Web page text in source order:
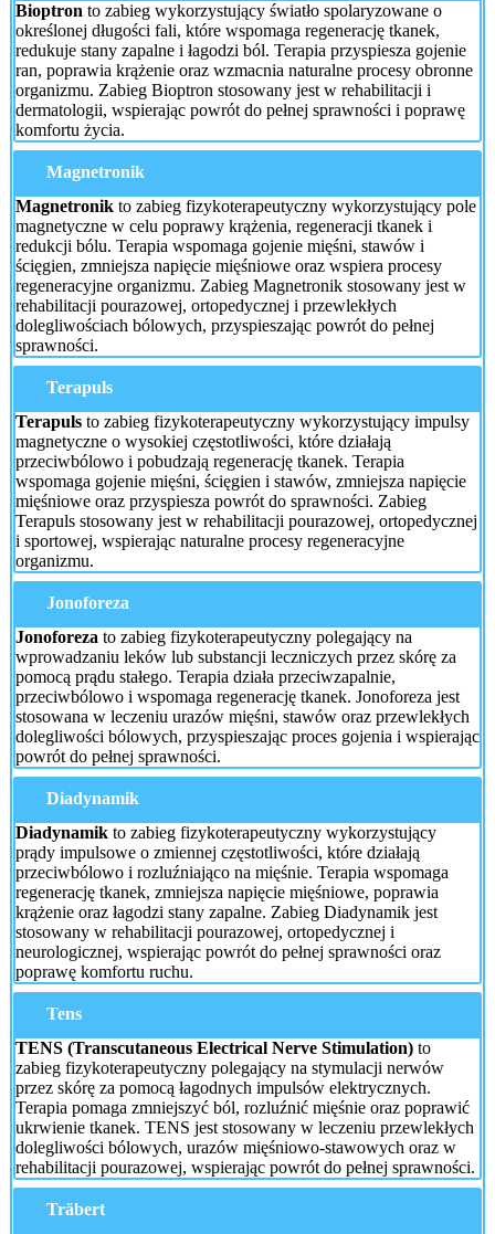
Bioptron to zabieg wykorzystujący światło spolaryzowane o
określonej długości fali, które wspomaga regenerację tkanek,
redukuje stany zapalne i łagodzi ból. Terapia przyspiesza gojenie
ran, poprawia krążenie oraz wzmacnia naturalne procesy obronne
organizmu. Zabieg Bioptron stosowany jest w rehabilitacji i
dermatologii, wspierając powrót do pełnej sprawności i poprawę
komfortu życia.
Magnetronik
Magnetronik to zabieg fizykoterapeutyczny wykorzystujący pole
magnetyczne w celu poprawy krążenia, regeneracji tkanek i
redukcji bólu. Terapia wspomaga gojenie mięśni, stawów i
ścięgien, zmniejsza napięcie mięśniowe oraz wspiera procesy
regeneracyjne organizmu. Zabieg Magnetronik stosowany jest w
rehabilitacji pourazowej, ortopedycznej i przewlekłych
dolegliwościach bólowych, przyspieszając powrót do pełnej
sprawności.
Terapuls
Terapuls to zabieg fizykoterapeutyczny wykorzystujący impulsy
magnetyczne o wysokiej częstotliwości, które działają
przeciwbólowo i pobudzają regenerację tkanek. Terapia
wspomaga gojenie mięśni, ścięgien i stawów, zmniejsza napięcie
mięśniowe oraz przyspiesza powrót do sprawności. Zabieg
Terapuls stosowany jest w rehabilitacji pourazowej, ortopedycznej
i sportowej, wspierając naturalne procesy regeneracyjne
organizmu.
Jonoforeza
Jonoforeza to zabieg fizykoterapeutyczny polegający na
wprowadzaniu leków lub substancji leczniczych przez skórę za
pomocą prądu stałego. Terapia działa przeciwzapalnie,
przeciwbólowo i wspomaga regenerację tkanek. Jonoforeza jest
stosowana w leczeniu urazów mięśni, stawów oraz przewlekłych
dolegliwości bólowych, przyspieszając proces gojenia i wspierając
powrót do pełnej sprawności.
Diadynamik
Diadynamik to zabieg fizykoterapeutyczny wykorzystujący
prądy impulsowe o zmiennej częstotliwości, które działają
przeciwbólowo i rozluźniająco na mięśnie. Terapia wspomaga
regenerację tkanek, zmniejsza napięcie mięśniowe, poprawia
krążenie oraz łagodzi stany zapalne. Zabieg Diadynamik jest
stosowany w rehabilitacji pourazowej, ortopedycznej i
neurologicznej, wspierając powrót do pełnej sprawności oraz
poprawę komfortu ruchu.
Tens
TENS (Transcutaneous Electrical Nerve Stimulation) to
zabieg fizykoterapeutyczny polegający na stymulacji nerwów
przez skórę za pomocą łagodnych impulsów elektrycznych.
Terapia pomaga zmniejszyć ból, rozluźnić mięśnie oraz poprawić
ukrwienie tkanek. TENS jest stosowany w leczeniu przewlekłych
dolegliwości bólowych, urazów mięśniowo-stawowych oraz w
rehabilitacji pourazowej, wspierając powrót do pełnej sprawności.
Träbert